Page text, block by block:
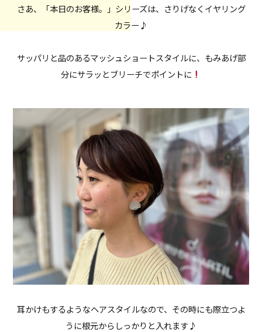
さあ、「本日のお客様。」シリーズは、さりげなくイヤリング
カラー♪
サッパリと品のあるマッシュショートスタイルに、もみあげ部
分にサラッとブリーチでポイントに
耳かけもするようなヘアスタイルなので、その時にも際立つよ
うに根元からしっかりと入れます♪